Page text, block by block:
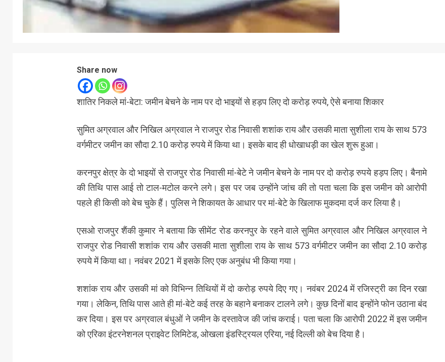
Share now
शातिर निकले मां-बेटा: जमीन बेचने के नाम पर दो भाइयों से हड़प लिए दो करोड़ रुपये, ऐसे बनाया शिकार
सुमित अग्रवाल और निखिल अग्रवाल ने राजपुर रोड निवासी शशांक राय और उसकी माता सुशीला राय के साथ 573
वर्गमीटर जमीन का सौदा 2.10 करोड़ रुपये में किया था। इसके बाद ही धोखाधड़ी का खेल शुरू हुआ।
करनपुर क्षेत्र के दो भाइयों से राजपुर रोड निवासी मां-बेटे ने जमीन बेचने के नाम पर दो करोड़ रुपये हड़प लिए। बैनामे
की तिथि पास आई तो टाल-मटोल करने लगे। इस पर जब उन्होंने जांच की तो पता चला कि इस जमीन को आरोपी
पहले ही किसी को बेच चुके हैं। पुलिस ने शिकायत के आधार पर मां-बेटे के खिलाफ मुकदमा दर्ज कर लिया है।
एसओ राजपुर शैंकी कुमार ने बताया कि सीमेंट रोड करनपुर के रहने वाले सुमित अग्रवाल और निखिल अग्रवाल ने
राजपुर रोड निवासी शशांक राय और उसकी माता सुशीला राय के साथ 573 वर्गमीटर जमीन का सौदा 2.10 करोड़
रुपये में किया था। नवंबर 2021 में इसके लिए एक अनुबंध भी किया गया।
शशांक राय और उसकी मां को विभिन्न तिथियों में दो करोड़ रुपये दिए गए। नवंबर 2024 में रजिस्ट्री का दिन रखा
गया। लेकिन, तिथि पास आते ही मां-बेटे कई तरह के बहाने बनाकर टालने लगे। कुछ दिनों बाद इन्होंने फोन उठाना बंद
कर दिया। इस पर अग्रवाल बंधुओं ने जमीन के दस्तावेज की जांच कराई। पता चला कि आरोपी 2022 में इस जमीन
को एरिका इंटरनेशनल प्राइवेट लिमिटेड, ओखला इंडस्ट्रियल एरिया, नई दिल्ली को बेच दिया है।